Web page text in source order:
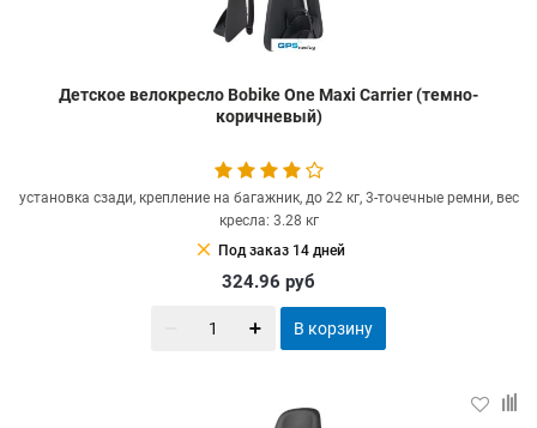
Детское велокресло Bobike One Maxi Carrier (темно-
коричневый)
установка сзади, крепление на багажник, до 22 кг, 3-точечные ремни, вес
кресла: 3.28 кг
clear Под заказ 14 дней
324.96 руб
В корзину